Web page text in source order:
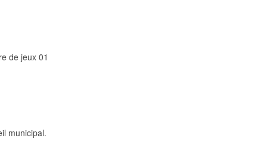
municipal.